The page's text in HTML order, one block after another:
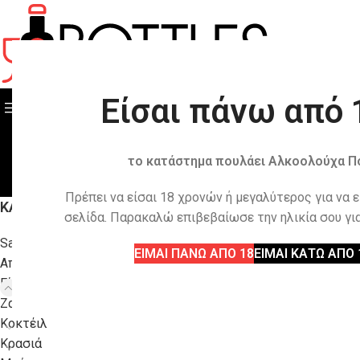
Είσαι πάνω από
το κατάστημα πουλάει Αλκοολούχα
Πρέπει να είσαι 18 χρονών ή μεγαλύτερος για να
σελίδα. Παρακαλώ επιβεβαίωσε την ηλικία σου
ΕΙΜΑΙ ΠΑΝΩ ΑΠΟ 18ΕΙΜΑΙ ΚΑΤΩ ΑΠΟ
ΟΛΕΣ ΟΙ ΚΑΤΗΓΟΡΙΕΣ ΟΛΑ ΤΑ ΠΡΟΙΟΝΤΑ
ΚΑΤΗΓΟΡΙΕΣ
Sake
Αποξηραμένα Φρούτα
Είδη Δώρου
Ζαχαρώδη
Κοκτέιλ
Κρασιά
Αρχική σελίδα
Δεν βρέθηκε